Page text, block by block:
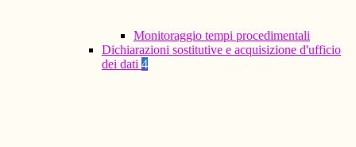
Monitoraggio tempi procedimentali
Dichiarazioni sostitutive e acquisizione d'ufficio
dei dati 4